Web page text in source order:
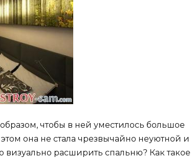
чтобы в ней уместилось большое
она не стала чрезвычайно неуютной и
расширить спальню? Как такое